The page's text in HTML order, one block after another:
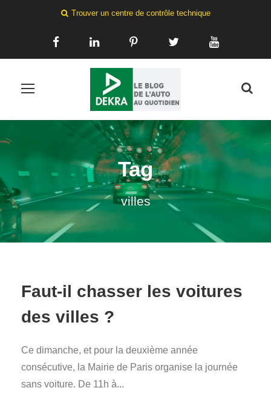
Trouver un centre de contrôle technique
Tag
villes
Faut-il chasser les voitures
des villes ?
Ce dimanche, et pour la deuxième année
consécutive, la Mairie de Paris organise la journée
sans voiture. De 11h à...